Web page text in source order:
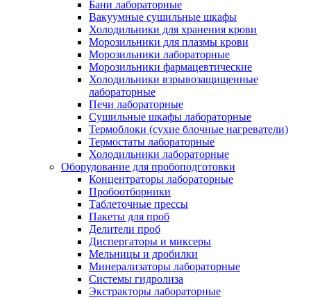
Бани лабораторные
Вакуумные сушильные шкафы
Холодильники для хранения крови
Морозильники для плазмы крови
Морозильники лабораторные
Морозильники фармацевтические
Холодильники взрывозащищенные
лабораторные
Печи лабораторные
Сушильные шкафы лабораторные
Термоблоки (сухие блочные нагреватели)
Термостаты лабораторные
Холодильники лабораторные
Оборудование для пробоподготовки
Концентраторы лабораторные
Пробоотборники
Таблеточные прессы
Пакеты для проб
Делители проб
Диспергаторы и миксеры
Мельницы и дробилки
Минерализаторы лабораторные
Системы гидролиза
Экстракторы лабораторные